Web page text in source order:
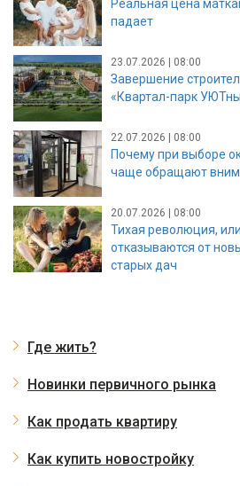
Реальная цена
падает
23.07.2026 | 08:00
Завершение
«Квартал-парк
22.07.2026 | 08:00
Почему при выборе
чаще обращают
20.07.2026 | 08:00
Тихая революция,
отказываются от
старых дач
Где жить?
Новинки первичного рынка
Как продать квартиру
Как купить новостройку